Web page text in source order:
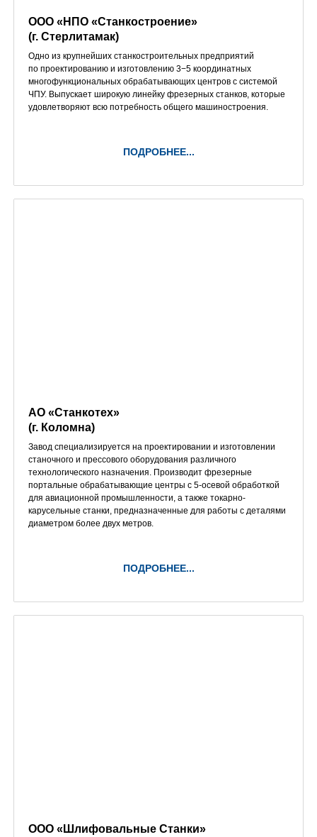
ООО «НПО «Станкостроение»
(г. Стерлитамак)
Одно из крупнейших станкостроительных предприятий
по проектированию и изготовлению 3−5 координатных
многофункциональных обрабатывающих центров с системой
ЧПУ. Выпускает широкую линейку фрезерных станков, которые
удовлетворяют всю потребность общего машиностроения.
ПОДРОБНЕЕ...
АО «Станкотех»
(г. Коломна)
Завод специализируется на проектировании и изготовлении
станочного и прессового оборудования различного
технологического назначения. Производит фрезерные
портальные обрабатывающие центры с 5-осевой обработкой
для авиационной промышленности, а также токарно-
карусельные станки, предназначенные для работы с деталями
диаметром более двух метров.
ПОДРОБНЕЕ...
ООО «Шлифовальные Станки»